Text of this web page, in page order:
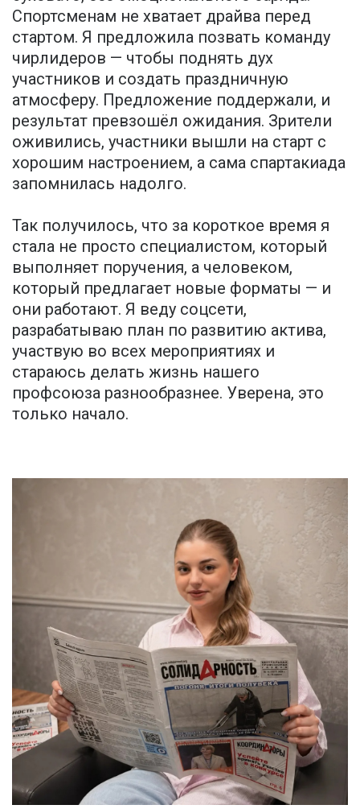
Спортсменам не хватает драйва перед
стартом. Я предложила позвать команду
чирлидеров — чтобы поднять дух
участников и создать праздничную
атмосферу. Предложение поддержали, и
результат превзошёл ожидания. Зрители
оживились, участники вышли на старт с
хорошим настроением, а сама спартакиада
запомнилась надолго.
Так получилось, что за короткое время я
стала не просто специалистом, который
выполняет поручения, а человеком,
который предлагает новые форматы — и
они работают. Я веду соцсети,
разрабатываю план по развитию актива,
участвую во всех мероприятиях и
стараюсь делать жизнь нашего
профсоюза разнообразнее. Уверена, это
только начало.